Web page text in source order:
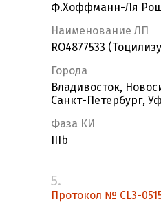
Ф.Хоффманн-Ля Рош
Наименование ЛП
RO4877533
Города
Владивосток,
Санкт-Петербург,
Фаза КИ
IIIb
5.
Протокол № CL3-